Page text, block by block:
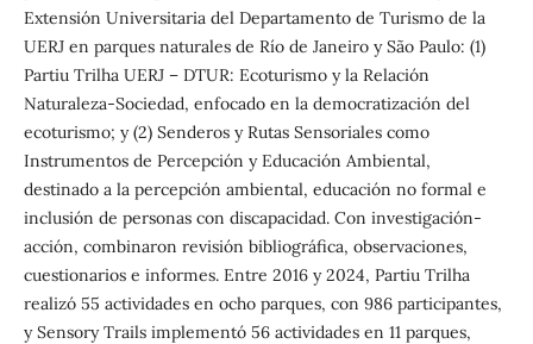
Extensión Universitaria del Departamento de Turismo de la
UERJ en parques naturales de Río de Janeiro y São Paulo: (1)
Partiu Trilha UERJ – DTUR: Ecoturismo y la Relación
Naturaleza-Sociedad, enfocado en la democratización del
ecoturismo; y (2) Senderos y Rutas Sensoriales como
Instrumentos de Percepción y Educación Ambiental,
destinado a la percepción ambiental, educación no formal e
inclusión de personas con discapacidad. Con investigación-
acción, combinaron revisión bibliográfica, observaciones,
cuestionarios e informes. Entre 2016 y 2024, Partiu Trilha
realizó 55 actividades en ocho parques, con 986 participantes,
y Sensory Trails implementó 56 actividades en 11 parques,